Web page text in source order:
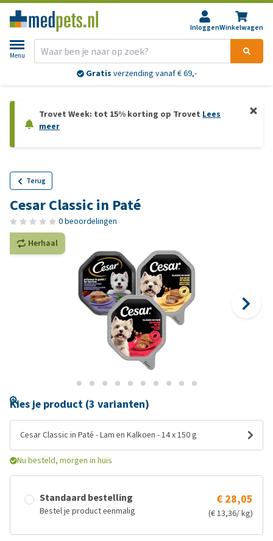
InloggenWinkelwagen
Menu
Gratis verzending vanaf € 69,-
Trovet Week: tot 15% korting op Trovet Lees
meer
Terug
Cesar Classic in Paté
0 beoordelingen
Herhaal
Kies je product (3 varianten)
Cesar Classic in Paté - Lam en Kalkoen - 14 x 150 g
Nu besteld, morgen in huis
Standaard bestelling
Bestel je product eenmalig
€ 28,05
(€ 13,36/ kg)